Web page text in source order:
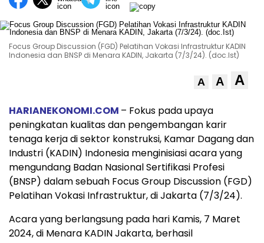
Focus Group Discussion (FGD) Pelatihan Vokasi Infrastruktur KADIN
Indonesia dan BNSP di Menara KADIN, Jakarta (7/3/24). (doc.Ist)
A A A
HARIANEKONOMI.COM – Fokus pada upaya
peningkatan kualitas dan pengembangan karir
tenaga kerja di sektor konstruksi, Kamar Dagang dan
Industri (KADIN) Indonesia menginisiasi acara yang
mengundang Badan Nasional Sertifikasi Profesi
(BNSP) dalam sebuah Focus Group Discussion (FGD)
Pelatihan Vokasi Infrastruktur, di Jakarta (7/3/24).
Acara yang berlangsung pada hari Kamis, 7 Maret
2024, di Menara KADIN Jakarta, berhasil